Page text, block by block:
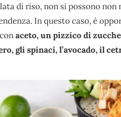
di riso, non si possono non
In questo caso, è
aceto, un pizzico di
gli spinaci, l’avocado, il